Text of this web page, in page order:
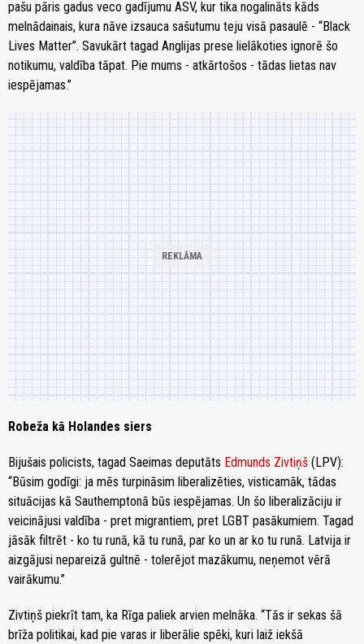
pašu pāris gadus veco gadījumu ASV, kur tika nogalināts kāds
melnādainais, kura nāve izsauca sašutumu teju visā pasaulē - “Black
Lives Matter”. Savukārt tagad Anglijas prese lielākoties ignorē šo
notikumu, valdība tāpat. Pie mums - atkārtošos - tādas lietas nav
iespējamas.”
Robeža kā Holandes siers
Bijušais policists, tagad Saeimas deputāts Edmunds Zivtiņš (LPV):
“Būsim godīgi: ja mēs turpināsim liberalizēties, visticamāk, tādas
situācijas kā Sauthemptonā būs iespējamas. Un šo liberalizāciju ir
veicinājusi valdība - pret migrantiem, pret LGBT pasākumiem. Tagad
jāsāk filtrēt - ko tu runā, kā tu runā, par ko un ar ko tu runā. Latvija ir
aizgājusi nepareizā gultnē - tolerējot mazākumu, neņemot vērā
vairākumu.”
Zivtiņš piekrīt tam, ka Rīga paliek arvien melnāka. “Tās ir sekas šā
brīža politikai, kad pie varas ir liberālie spēki, kuri laiž iekšā